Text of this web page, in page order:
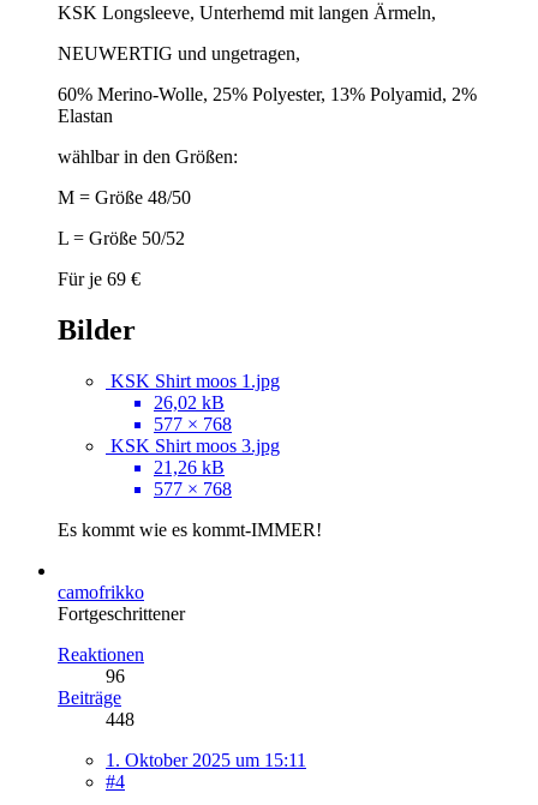
KSK Longsleeve, Unterhemd mit langen Ärmeln,
NEUWERTIG und ungetragen,
60% Merino-Wolle, 25% Polyester, 13% Polyamid, 2%
Elastan
wählbar in den Größen:
M = Größe 48/50
L = Größe 50/52
Für je 69 €
Bilder
KSK Shirt moos 1.jpg
26,02 kB
577 × 768
KSK Shirt moos 3.jpg
21,26 kB
577 × 768
Es kommt wie es kommt-IMMER!
camofrikko
Fortgeschrittener
Reaktionen
96
Beiträge
448
1. Oktober 2025 um 15:11
#4